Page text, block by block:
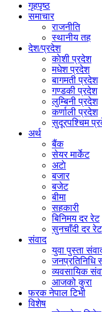
गृहपृष्‍ठ
समाचार
राजनीति
स्थानीय तह
देश/प्रदेश
काेशी प्रदेश
मधेश प्रदेश
बागमती प्रदेश
गण्डकी प्रदेश
लुम्बिनी प्रदेश
कर्णाली प्रदेश
सुदूरपश्चिम
अर्थ
बैंक
सेयर मार्केट
अटाे
बजार
बजेट
बीमा
सहकारी
बिनिमय दर रेट
सुनचाँदी दर रेट
संवाद
युवा पुस्ता
जनप्रतिनिधि
व्यवसायिक
आजको कुरा
फरक नेपाल टिभी
विशेष